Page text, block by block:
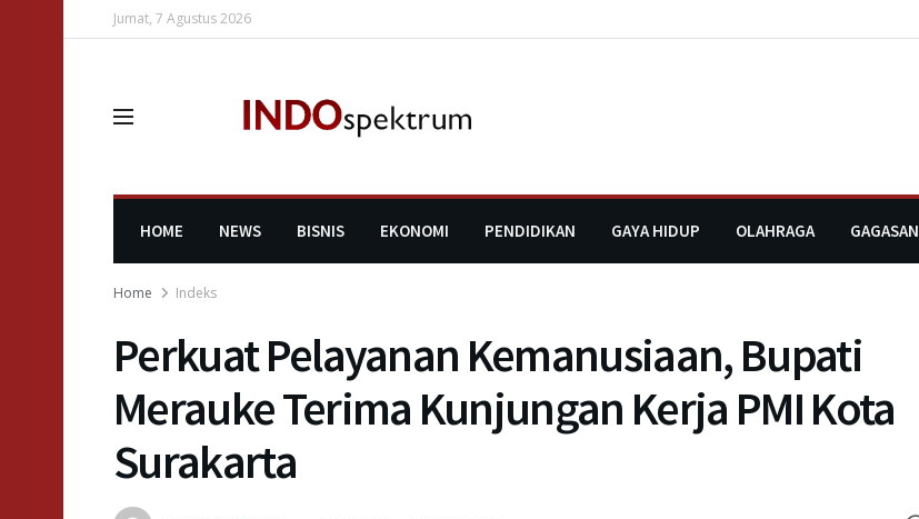
Jumat, 7 Agustus 2026
HOME NEWS BISNIS EKONOMI PENDIDIKAN GAYA HIDUP OLAHRAGA GAGASAN
Home Indeks
Perkuat Pelayanan Kemanusiaan, Bupati
Merauke Terima Kunjungan Kerja PMI Kota
Surakarta